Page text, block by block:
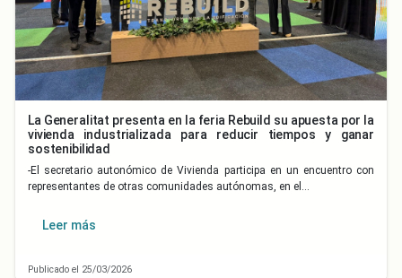
La Generalitat presenta en la feria Rebuild su apuesta por la
vivienda industrializada para reducir tiempos y ganar
sostenibilidad
-El secretario autonómico de Vivienda participa en un encuentro con
representantes de otras comunidades autónomas, en el…
Leer más
Publicado el 25/03/2026